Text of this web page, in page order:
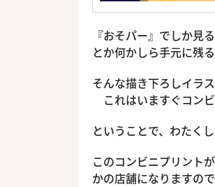
『おそパー』でしか見
とか何かしら手元に残
そんな描き下ろしイラ
これはいますぐコン
ということで、わたく
このコンビニプリント
かの店舗になりますの